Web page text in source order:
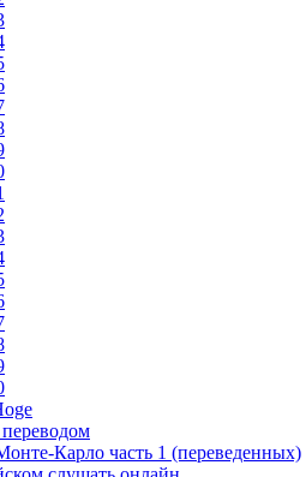
Карло часть 1 (переведенных)